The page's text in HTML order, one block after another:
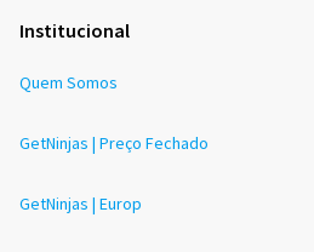
Institucional
Quem Somos
GetNinjas | Preço Fechado
GetNinjas | Europ